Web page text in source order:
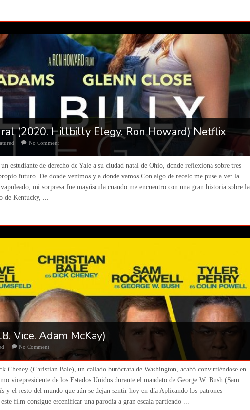
(2020. Hillbilly Elegy. Ron Howard) Netflix
No Comment
estudiante de derecho de Yale a su ciudad natal de Ohio, donde reflexiona sobre tres
futuro. De donde venimos y a donde vamos Con algo de recelo me puse a ver la
mi sorpresa fue mayúscula cuando me encuentro con una gran historia sobre la
de Kentucky, ...
Vice. Adam McKay)
No Comment
Cheney (Christian Bale), un callado burócrata de Washington, acabó convirtiéndose en
vicepresidente de los Estados Unidos durante el mandato de George W. Bush (Sam
y el resto del mundo que aún se dejan sentir hoy en día Aplicando los patrones
film consigue escenificar una parodia a gran escala partiendo ...